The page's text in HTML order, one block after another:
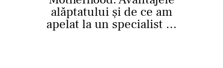
alăptatului și de ce am
apelat la un specialist …